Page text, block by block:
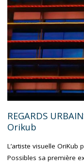
REGARDS
Orikub
L’artiste visuelle OriKub
Possibles sa première